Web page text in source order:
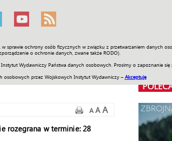
sprawie ochrony osób fizycznych w związku z przetwarzaniem danych
o ochronie danych, zwane także RODO).
Wydawniczy Państwa danych osobowych. Prosimy o zapoznanie się
osobowych przez Wojskowych Instytut Wydawniczy – Akceptuję
Historia Galerie Wideo ENGLISH SKLEP
A A A
rozegrana w terminie: 28